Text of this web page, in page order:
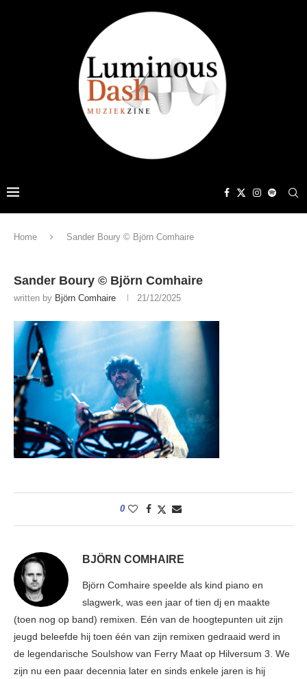
Home Sander Boury © Björn Comhaire
Sander Boury © Björn Comhaire
written by Björn Comhaire 21/12/2025
0
BJÖRN COMHAIRE
Björn Comhaire speelde als kind piano en
slagwerk, was een jaar of tien dj en maakte
(toen nog op band) remixen. Eén van de hoogtepunten uit zijn
jeugd beleefde hij toen één van zijn remixen gedraaid werd in
de legendarische Soulshow van Ferry Maat op Hilversum 3. We
zijn nu een paar decennia later en sinds enkele jaren is hij